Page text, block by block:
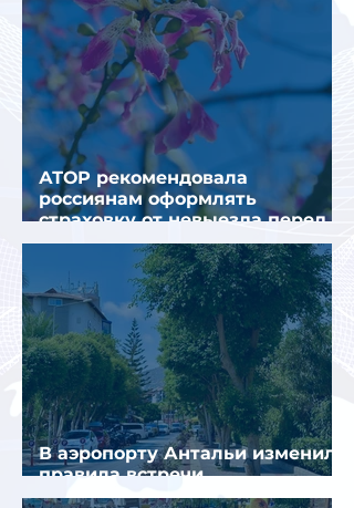
АТОР рекомендовала
россиянам оформлять
страховку от невыезда перед
поездкой в Грецию
В аэропорту Антальи изменили
правила встречи
организованных туристов